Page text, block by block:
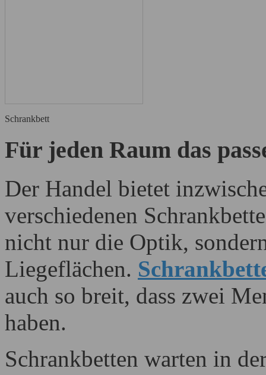
Schrankbett
Für jeden Raum das
Der Handel bietet
verschiedenen
nicht nur die Optik,
Liegeflächen.
auch so breit, dass zwei
haben.
Schrankbetten warten in